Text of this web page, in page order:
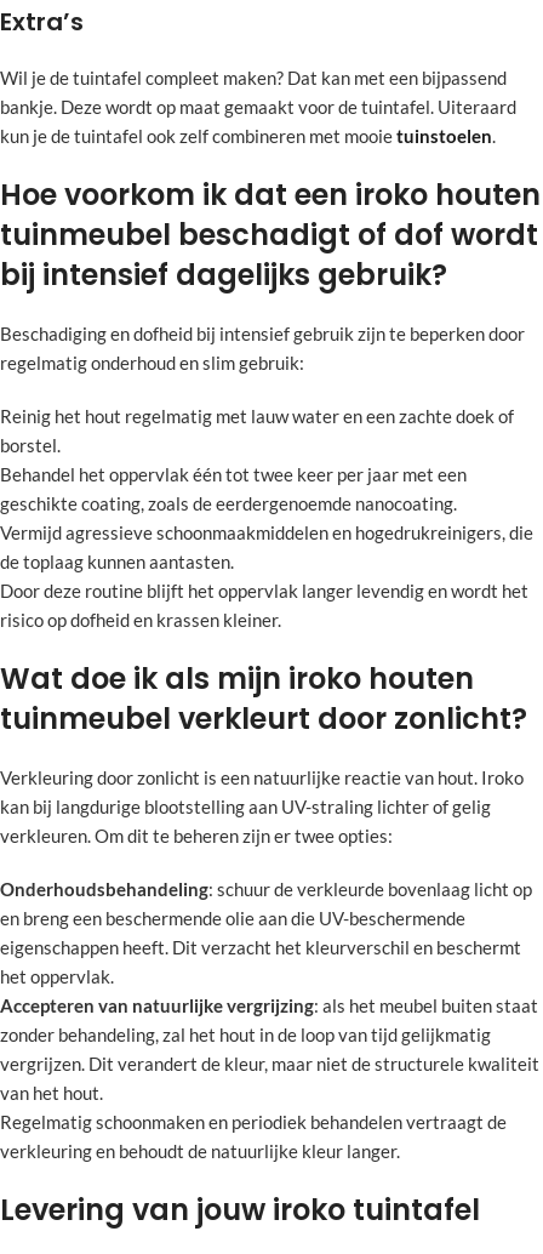
Extra’s
Wil je de tuintafel compleet maken? Dat kan met een bijpassend
bankje. Deze wordt op maat gemaakt voor de tuintafel. Uiteraard
kun je de tuintafel ook zelf combineren met mooietuinstoelen.
Hoe voorkom ik dat een iroko houten
tuinmeubel beschadigt of dof wordt
bij intensief dagelijks gebruik?
Beschadiging en dofheid bij intensief gebruik zijn te beperken door
regelmatig onderhoud en slim gebruik:
Reinig het hout regelmatig met lauw water en een zachte doek of
borstel.
Behandel het oppervlak één tot twee keer per jaar met een
geschikte coating, zoals de eerdergenoemde nanocoating.
Vermijd agressieve schoonmaakmiddelen en hogedrukreinigers, die
de toplaag kunnen aantasten.
Door deze routine blijft het oppervlak langer levendig en wordt het
risico op dofheid en krassen kleiner.
Wat doe ik als mijn iroko houten
tuinmeubel verkleurt door zonlicht?
Verkleuring door zonlicht is een natuurlijke reactie van hout. Iroko
kan bij langdurige blootstelling aan UV-straling lichter of gelig
verkleuren. Om dit te beheren zijn er twee opties:
Onderhoudsbehandeling: schuur de verkleurde bovenlaag licht op
en breng een beschermende olie aan die UV-beschermende
eigenschappen heeft. Dit verzacht het kleurverschil en beschermt
het oppervlak.
Accepteren van natuurlijke vergrijzing: als het meubel buiten staat
zonder behandeling, zal het hout in de loop van tijd gelijkmatig
vergrijzen. Dit verandert de kleur, maar niet de structurele kwaliteit
van het hout.
Regelmatig schoonmaken en periodiek behandelen vertraagt de
verkleuring en behoudt de natuurlijke kleur langer.
Levering van jouw iroko tuintafel